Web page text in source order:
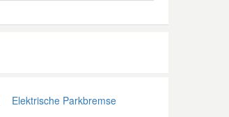
Elektrische Parkbremse